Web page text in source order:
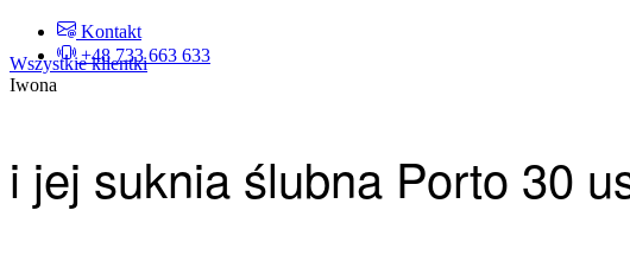
Kontakt
+48 733 663 633
Wszystkie klientki
Iwona
i jej suknia ślubna Porto 30